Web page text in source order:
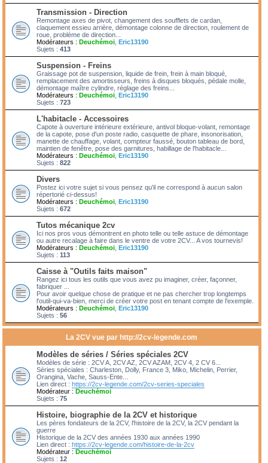
Transmission - Direction
Remontage axes de pivot, changement des soufflets de cardan,
claquement essieu arrière, démontage colonne de direction, roulement de
roue, problème de direction...
Modérateurs : Deuchémoi Eric13190
Sujets : 413
Suspension - Freins
Graissage pot de suspension, liquide de frein, frein à main bloqué,
remplacement des amortisseurs, freins à disques bloqués, pédale molle,
démontage maître cylindre, réglage des freins...
Modérateurs : Deuchémoi Eric13190
Sujets : 723
L'habitacle - Accessoires
Capote à ouverture intérieure extérieure, antivol bloque-volant, remontage
de la capote, pose d'un poste radio, casquette de phare, insonorisation,
manette de chauffage, volant, compteur faussé, bouton tableau de bord,
maintien de fenêtre, pose des garnitures, habillage de l'habitacle...
Modérateurs : Deuchémoi Eric13190
Sujets : 822
Divers
Postez ici votre sujet si vous pensez qu'il ne correspond à aucun salon
répertorié ci-dessus!
Modérateurs : Deuchémoi Eric13190
Sujets : 672
Tutos mécanique 2cv
Ici nos pros vous démontrent en photo telle ou telle astuce de démontage
ou autre recalage à faire dans le ventre de votre 2CV... A vos tournevis!
Modérateurs : Deuchémoi Eric13190
Sujets : 113
Caisse à "Outils faits maison"
Rangez ici tous les outils que vous avez pu imaginer, créer, façonner,
fabriquer ...
Pour avoir quelque chose de pratique et ne pas chercher trop longtemps
l'outil-qui-va-bien, merci de créer votre post en tenant compte de l'exemple.
Modérateurs : Deuchémoi Eric13190
Sujets : 56
La 2CV vue par http://2cv-legende.com
Modèles de séries / Séries spéciales 2CV
Modèles de série : 2CV A, 2CV AZ, 2CV AZAM, 2CV 4, 2 CV 6...
Séries spéciales : Charleston, Dolly, France 3, Miko, Michelin, Perrier,
Orangina, Vache, Sauss-Ente...
Lien direct : https://2cv-legende.com/2cv-series-speciales
Modérateur : Deuchémoi
Sujets : 75
Histoire, biographie de la 2CV et historique
Les pères fondateurs de la 2CV, l'histoire de la 2CV, la 2CV pendant la
guerre
Historique de la 2CV des années 1930 aux années 1990
Lien direct : https://2cv-legende.com/histoire-de-la-2cv
Modérateur : Deuchémoi
Sujets : 12